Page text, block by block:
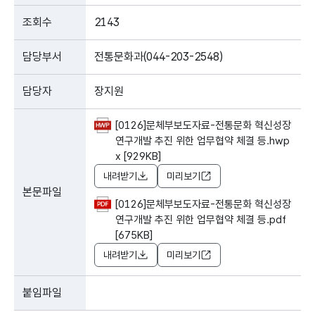
조회수 2143
담당부서 전통문화과(044-203-2548)
담당자 장지원
본문파일
[0126]문체부보도자료-전통문화 혁신성장
연구개발 추진 위한 업무협약 체결 등.hwp
x [929KB]
내려받기 미리보기
[0126]문체부보도자료-전통문화 혁신성장
연구개발 추진 위한 업무협약 체결 등.pdf
[675KB]
내려받기 미리보기
붙임파일